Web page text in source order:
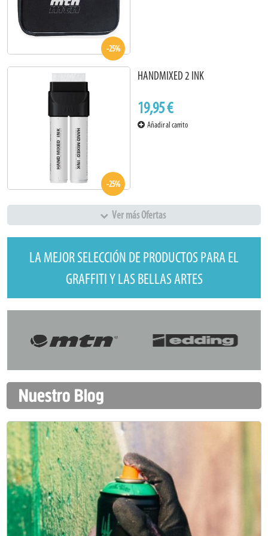
-25%
-25%
HANDMIXED 2 INK
19,95 €
Añadir al carrito
Ver más Ofertas
LA MEJOR SELECCIÓN DE PRODUCTOS PARA EL
GRAFFITI Y LAS BELLAS ARTES
Nuestro Blog